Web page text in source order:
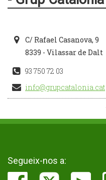
C/ Rafael Casanova, 9
8339 - Vilassar de Dalt
93 750 72 03
info@grupcatalonia.cat
Segueix-nos a: